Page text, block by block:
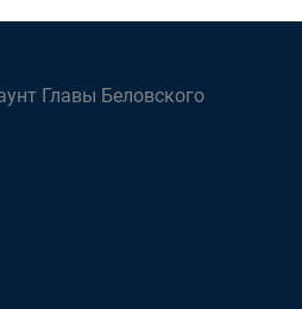
Главы Беловского